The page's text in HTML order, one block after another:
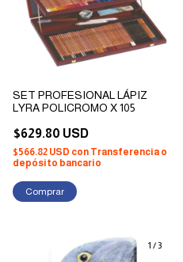
SET PROFESIONAL LÁPIZ
LYRA POLICROMO X 105
$629.80 USD
$566.82 USD con Transferencia o
depósito bancario
1 /3